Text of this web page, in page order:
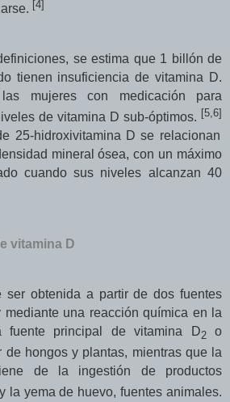
[4]
se estima que 1 billón de
tienen insuficiencia de vitamina D.
mujeres con medicación para
de vitamina D sub-óptimos. [5,6]
25-hidroxivitamina D se relacionan
mineral ósea, con un máximo
cuando sus niveles alcanzan 40
vitamina D
ser obtenida a partir de dos fuentes
una reacción química en la
principal de vitamina D2o
de hongos y plantas, mientras que la
de la ingestión de productos
la yema de huevo, fuentes animales.